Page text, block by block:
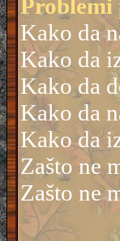
Kako da
Kako da
Kako da
Kako da
Kako da
Zašto ne
Zašto ne